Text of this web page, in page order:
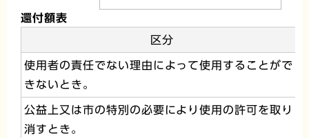
還付額表
区分
使用者の責任でない理由によって使用することがで
きないとき。
公益上又は市の特別の必要により使用の許可を取り
消すとき。